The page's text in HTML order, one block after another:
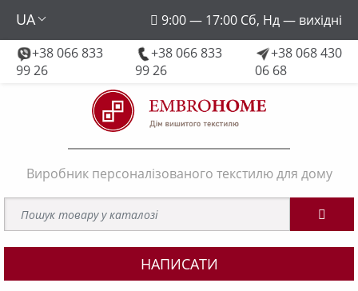
UA
9:00 — 17:00 Сб, Нд — вихідні
+38 066 833
99 26
+38 066 833
99 26
+38 068 430
06 68
embroforhome@gmail.com
Виробник персоналізованого текстилю для дому
НАПИСАТИ